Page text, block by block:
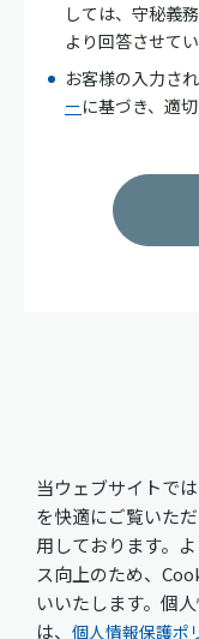
当ウェブサイトで
を快適にご覧いた
用しております。
ス向上のため、
いいたします。個
は、 個人情報保護ポ
しては、守秘義
より回答させて
お客様の入力さ
ーに基づき、適
ご利用条件 個人